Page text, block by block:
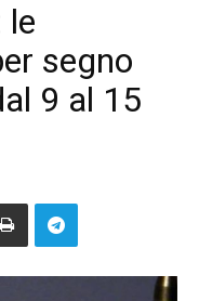
le
segno
9 al 15